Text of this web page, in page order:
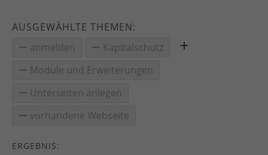
AUSGEWÄHLTE THEMEN:
anmelden
Kapitalschutz
Module und Erweiterungen
Unterseiten anlegen
vorhandene Webseite
ERGEBNIS: